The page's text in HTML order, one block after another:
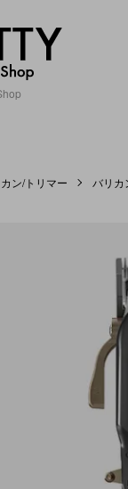
ン/トリマー バリカ